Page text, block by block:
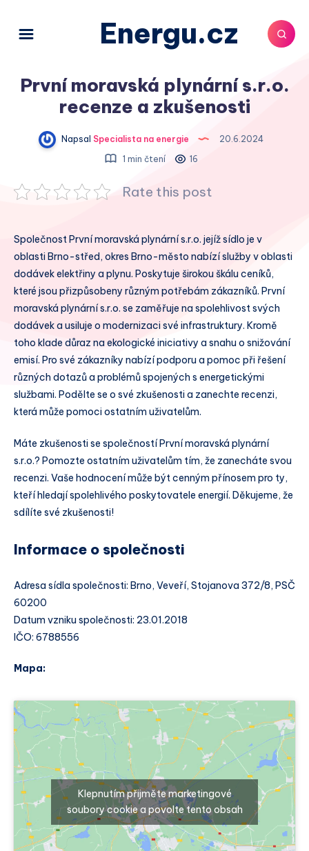
Energu.cz
První moravská plynární s.r.o.
recenze a zkušenosti
Napsal Specialista na energie
20.6.2024
1 min čtení
16
Rate this post
Společnost První moravská plynární s.r.o. jejíž sídlo je v
oblasti Brno-střed, okres Brno-město nabízí služby v oblasti
dodávek elektřiny a plynu. Poskytuje širokou škálu ceníků,
které jsou přizpůsobeny různým potřebám zákazníků. První
moravská plynární s.r.o. se zaměřuje na spolehlivost svých
dodávek a usiluje o modernizaci své infrastruktury. Kromě
toho klade důraz na ekologické iniciativy a snahu o snižování
emisí. Pro své zákazníky nabízí podporu a pomoc při řešení
různých dotazů a problémů spojených s energetickými
službami. Podělte se o své zkušenosti a zanechte recenzi,
která může pomoci ostatním uživatelům.
Máte zkušenosti se společností První moravská plynární
s.r.o.? Pomozte ostatním uživatelům tím, že zanecháte svou
recenzi. Vaše hodnocení může být cenným přínosem pro ty,
kteří hledají spolehlivého poskytovatele energií. Děkujeme, že
sdílíte své zkušenosti!
Informace o společnosti
Adresa sídla společnosti: Brno, Veveří, Stojanova 372/8, PSČ
60200
Datum vzniku společnosti: 23.01.2018
IČO: 6788556
Mapa:
Klepnutím přijměte marketingové
soubory cookie a povolte tento obsah